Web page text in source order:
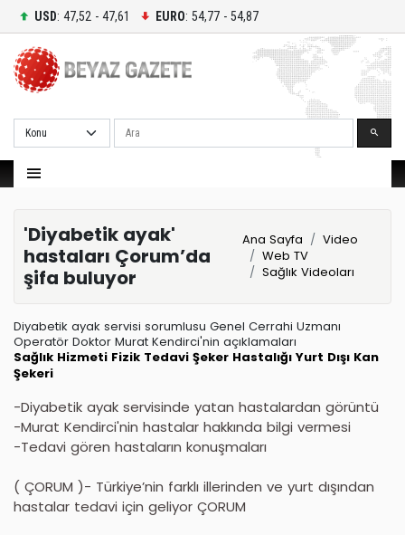
USD: 47,52 - 47,61 EURO: 54,77 - 54,87
Ara
'Diyabetik ayak'
hastaları Çorum’da
şifa buluyor
Ana Sayfa
Video
Web TV
Sağlık Videoları
Diyabetik ayak servisi sorumlusu Genel Cerrahi Uzmanı
Operatör Doktor Murat Kendirci'nin açıklamaları
Sağlık Hizmeti Fizik Tedavi Şeker Hastalığı Yurt Dışı Kan
Şekeri
-Diyabetik ayak servisinde yatan hastalardan görüntü
-Murat Kendirci'nin hastalar hakkında bilgi vermesi
-Tedavi gören hastaların konuşmaları
( ÇORUM )- Türkiye’nin farklı illerinden ve yurt dışından
hastalar tedavi için geliyor ÇORUM